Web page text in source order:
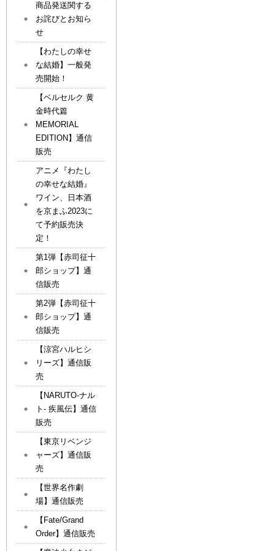
商品発送関する
お詫びとお知ら
せ
【わたしの幸せ
な結婚】一般発
売開始！
【ベルセルク 黄
金時代篇
MEMORIAL
EDITION】通信
販売
アニメ『わたし
の幸せな結婚』
ワイン、日本酒
を京まふ2023に
て予約販売決
定！
第1弾【赤司征十
郎ショップ】通
信販売
第2弾【赤司征十
郎ショップ】通
信販売
【涼宮ハルヒシ
リーズ】通信販
売
【NARUTO-ナル
ト- 疾風伝】通信
販売
【東京リベンジ
ャーズ】通信販
売
【世界名作劇
場】通信販売
【Fate/Grand
Order】通信販売